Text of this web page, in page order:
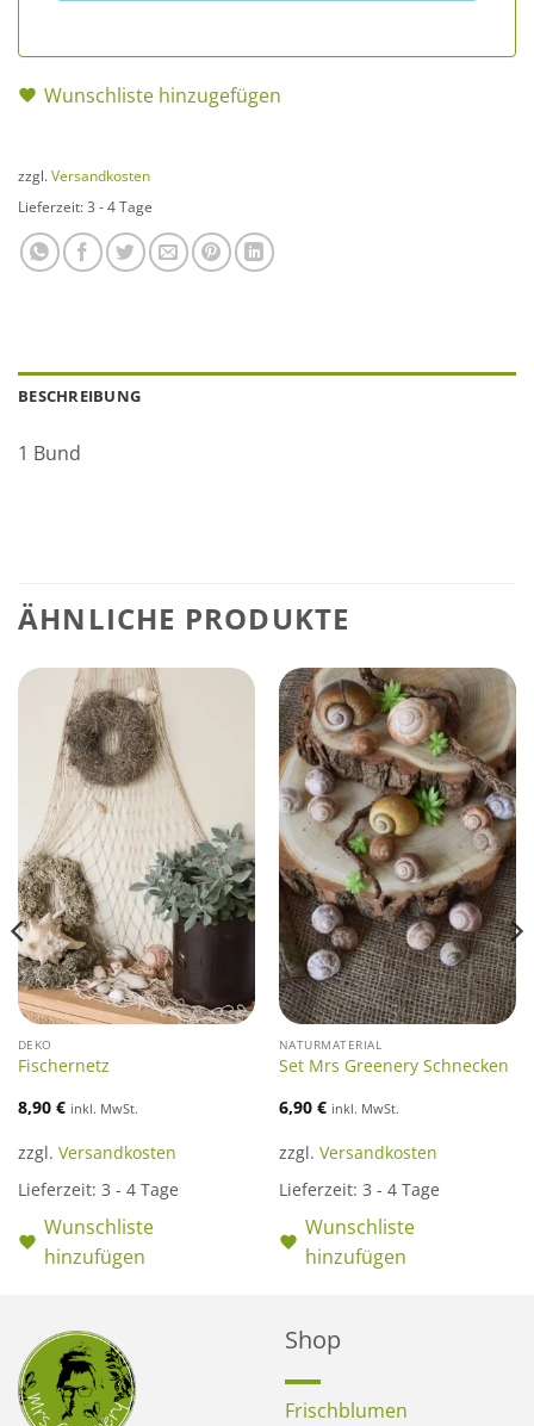
Wunschliste hinzugefügen
zzgl. Versandkosten
Lieferzeit: 3 - 4 Tage
BESCHREIBUNG
1 Bund
ÄHNLICHE PRODUKTE
DEKO
Fischernetz
8,90 € inkl. MwSt.
zzgl. Versandkosten
Lieferzeit: 3 - 4 Tage
Wunschliste
hinzufügen
NATURMATERIAL
Set Mrs Greenery Schnecken
6,90 € inkl. MwSt.
zzgl. Versandkosten
Lieferzeit: 3 - 4 Tage
Wunschliste
hinzufügen
Shop
Frischblumen